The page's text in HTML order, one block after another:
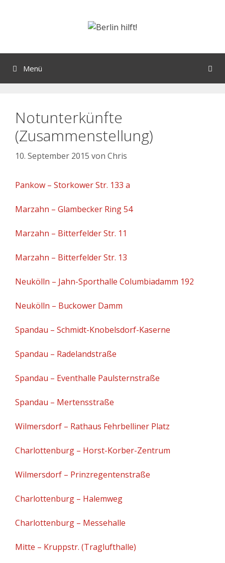
Menü
Notunterkünfte
(Zusammenstellung)
10. September 2015 von Chris
Pankow – Storkower Str. 133 a
Marzahn – Glambecker Ring 54
Marzahn – Bitterfelder Str. 11
Marzahn – Bitterfelder Str. 13
Neukölln – Jahn-Sporthalle Columbiadamm 192
Neukölln – Buckower Damm
Spandau – Schmidt-Knobelsdorf-Kaserne
Spandau – Radelandstraße
Spandau – Eventhalle Paulsternstraße
Spandau – Mertensstraße
Wilmersdorf – Rathaus Fehrbelliner Platz
Charlottenburg – Horst-Korber-Zentrum
Wilmersdorf – Prinzregentenstraße
Charlottenburg – Halemweg
Charlottenburg – Messehalle
Mitte – Kruppstr. (Traglufthalle)